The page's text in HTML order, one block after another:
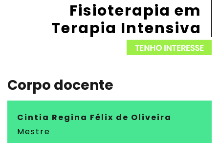
Fisioterapia em
Terapia Intensiva
Corpo docente
Cintia Regina Félix de Oliveira
Mestre